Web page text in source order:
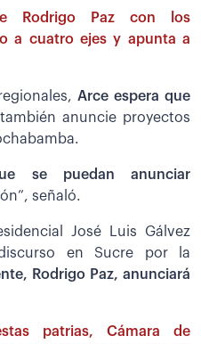
Rodrigo Paz con los
a cuatro ejes y apunta a
Arce espera que
también anuncie proyectos
se puedan anunciar
señaló.
José Luis Gálvez
en Sucre por la
Rodrigo Paz, anunciará
patrias, Cámara de